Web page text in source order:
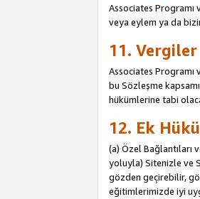
Associates
veya eylem ya da
11. Vergiler
Associates
bu Sözleşme
hükümlerine tabi
12. Ek
(a) Özel Bağlantıları
yoluyla) Sitenizle ve
gözden geçirebilir,
eğitimlerimizde iyi